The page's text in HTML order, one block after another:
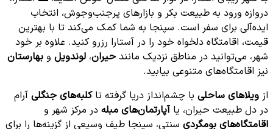
دروازه ورود به طبیعت بکر و بازارهای پرجنب‌وجوش، انتخاب
ایده‌آلی برای سفر است. سپنجا به شما کمک می‌کند تا با بهترین
قیمت، اقامتگاه دلخواه خود را در آستارا رزرو کنید. علاوه بر خود
شهر، می‌توانید در مناطق نزدیک مانند حیران، لوندویل و بهارستان
نیز اقامتگاه‌های متنوعی بیابید.
از ویلاهای ساحلی با چشم‌انداز دریا گرفته تاکلبه‌های جنگلی آرام
در دل طبیعت حیران، یاآپارتمان‌های مبله در مرکز شهر و
اقامتگاه‌های بومگردی سنتی، سپنجا طیف وسیعی از گزینه‌ها را برای